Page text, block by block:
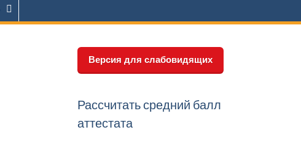
Версия для слабовидящих
Рассчитать средний балл
аттестата